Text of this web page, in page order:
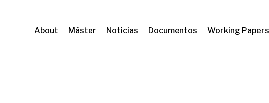
About Máster Noticias Documentos Working Papers